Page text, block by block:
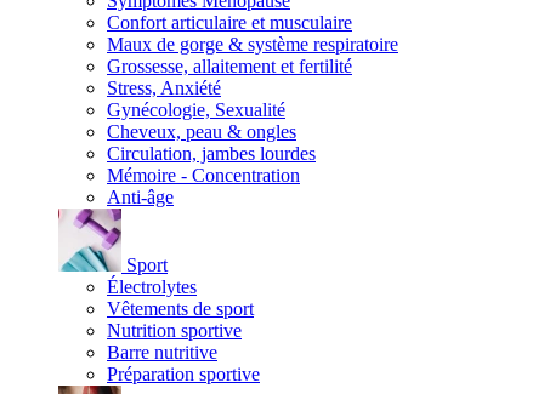
Confort articulaire et musculaire
Maux de gorge & système respiratoire
Grossesse, allaitement et fertilité
Stress, Anxiété
Gynécologie, Sexualité
Cheveux, peau & ongles
Circulation, jambes lourdes
Mémoire - Concentration
Anti-âge
Sport
Électrolytes
Vêtements de sport
Nutrition sportive
Barre nutritive
Préparation sportive